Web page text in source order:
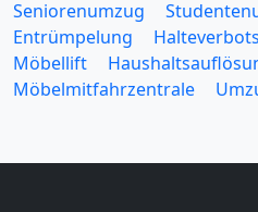
Seniorenumzug
Entrümpelung
Möbellift
Möbelmitfahrzentrale